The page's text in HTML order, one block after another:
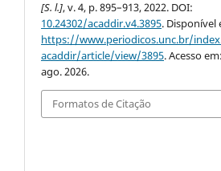
[S. l.], v. 4, p. 895–913, 2022. DOI:
10.24302/acaddir.v4.3895. Disponível
https://www.periodicos.unc.br/
acaddir/article/view/3895. Acesso
ago. 2026.
Formatos de Citação